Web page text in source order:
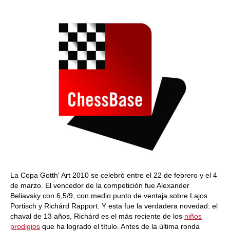
La Copa Gotth' Art 2010 se celebró entre el 22 de febrero y el 4
de marzo. El vencedor de la competición fue Alexander
Beliavsky con 6,5/9, con medio punto de ventaja sobre Lajos
Portisch y Richárd Rapport. Y esta fue la verdadera novedad: el
chaval de 13 años, Richárd es el más reciente de los niños
prodigios que ha logrado el título. Antes de la última ronda